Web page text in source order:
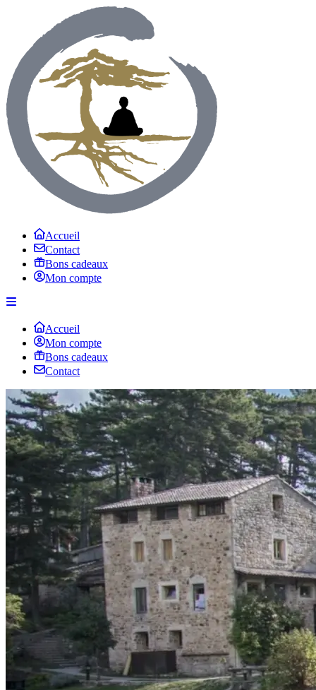
Accueil
Contact
Bons cadeaux
Mon compte
Accueil
Mon compte
Bons cadeaux
Contact